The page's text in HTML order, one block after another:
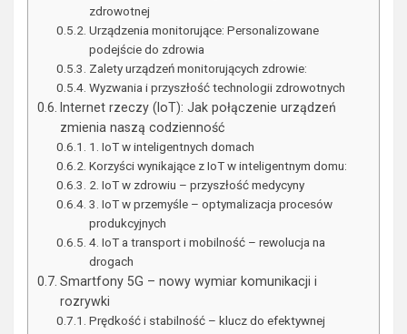
zdrowotnej
Urządzenia monitorujące: Personalizowane
podejście do zdrowia
Zalety urządzeń monitorujących zdrowie:
Wyzwania i przyszłość technologii zdrowotnych
Internet rzeczy (IoT): Jak połączenie urządzeń
zmienia naszą codzienność
1. IoT w inteligentnych domach
Korzyści wynikające z IoT w inteligentnym domu:
2. IoT w zdrowiu – przyszłość medycyny
3. IoT w przemyśle – optymalizacja procesów
produkcyjnych
4. IoT a transport i mobilność – rewolucja na
drogach
Smartfony 5G – nowy wymiar komunikacji i
rozrywki
Prędkość i stabilność – klucz do efektywnej